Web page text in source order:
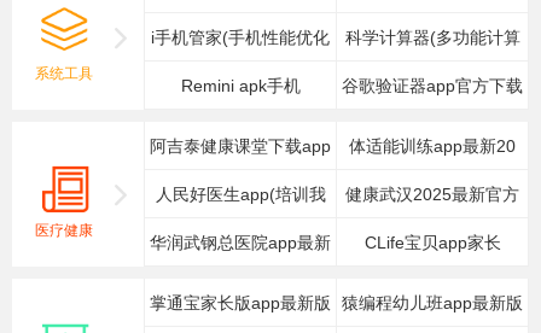
系统工具
i手机管家(手机性能优化 科学计算器(多功能计算
器
Remini apk手机 谷歌验证器app官方下载
医疗健康
阿吉泰健康课堂下载app 体适能训练app最新20
人民好医生app(培训我 健康武汉2025最新官方
华润武钢总医院app最新 CLife宝贝app家长
掌通宝家长版app最新版 猿编程幼儿班app最新版